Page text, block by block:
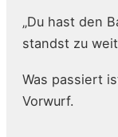
„Du hast den
standst zu
Was passiert
Vorwurf.